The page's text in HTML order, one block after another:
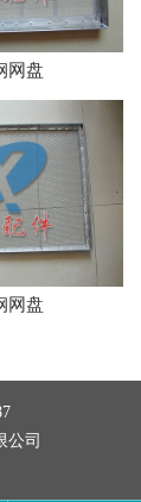
网盘
网盘
公司